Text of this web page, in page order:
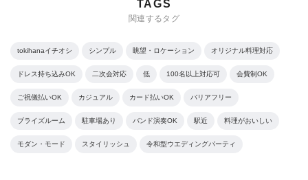
TAGS
関連するタグ
tokihanaイチオシ シンプル 眺望・ロケーション オリジナル料理対応
ドレス持ち込みOK 二次会対応 低 100名以上対応可 会費制OK
ご祝儀払いOK カジュアル カード払いOK バリアフリー
ブライズルーム 駐車場あり バンド演奏OK 駅近 料理がおいしい
モダン・モード スタイリッシュ 令和型ウエディングパーティ